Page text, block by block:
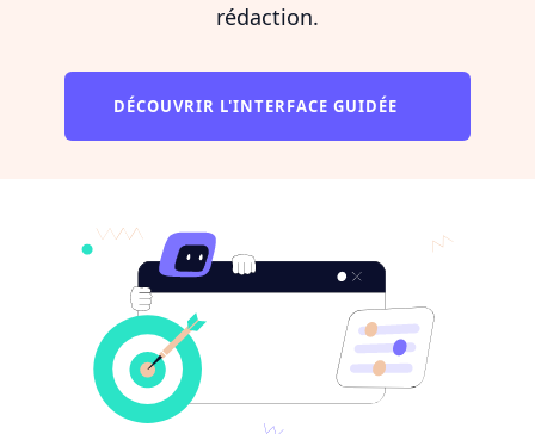
rédaction.
DÉCOUVRIR L'INTERFACE GUIDÉE